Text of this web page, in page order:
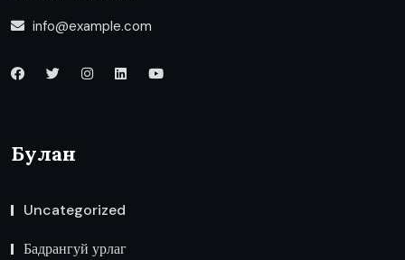
info@example.com
Булан
Uncategorized
Бадрангуй урлаг